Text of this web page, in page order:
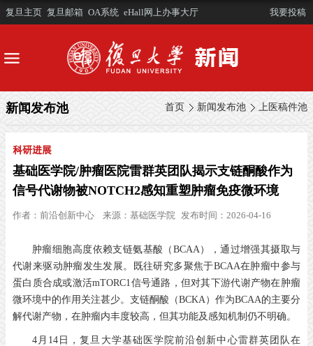
复旦主页 复旦邮箱 OA系统 eHall网上办事大厅 我要投稿
首页 新闻发布池 上医稿件池
新闻发布池
科研进展
基础医学院/肿瘤医院雷群英团队揭示支链酮酸作为
信号代谢物被NOTCH2感知重塑肿瘤免疫微环境
作者： 前沿创新中心 来源： 基础医学院 发布时间：2026-04-16
肿瘤细胞高度依赖支链氨基酸（BCAA），通过增强其摄取与
代谢来驱动肿瘤发生发展。既往研究多聚焦于BCAA在肿瘤中参与
蛋白质合成或激活mTORC1信号通路，但对其下游代谢产物在肿瘤
微环境中的作用关注甚少。支链酮酸（BCKA）作为BCAA的主要分
解代谢产物，在肿瘤内丰度较高，但其功能及感知机制仍不明确。
4月14日，复旦大学基础医学院前沿创新中心雷群英团队在